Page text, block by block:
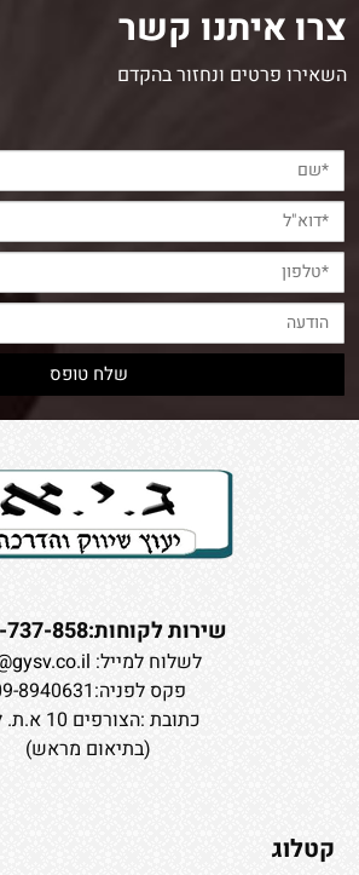
צרו איתנו קשר
השאירו פרטים ונחזור בהקדם
שירות לקוחות:0545-737-858
לשלוח למייל:
פקס לפניה:09-8940631
כתובת :הצורפים 10 א.ת. לוד
(בתיאום מראש)
קטלוג